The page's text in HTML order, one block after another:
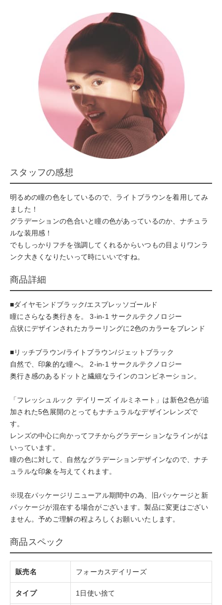
スタッフの感想
明るめの瞳の色をしているので、ライトブラウンを着用してみ
ました！
グラデーションの色合いと瞳の色があっているのか、ナチュラ
ルな装用感！
でもしっかりフチを強調してくれるからいつもの目よりワンラ
ンク大きくなりたいって時にいいですね。
商品詳細
■ダイヤモンドブラック/エスプレッソゴールド
瞳にさらなる奥行きを。 3-in-1 サークルテクノロジー
点状にデザインされたカラーリングに2色のカラーをブレンド
■リッチブラウン/ライトブラウン/ジェットブラック
自然で、印象的な瞳へ。 2-in-1 サークルテクノロジー
奥行き感のあるドットと繊細なラインのコンビネーション。
「フレッシュルック デイリーズ イルミネート」は新色2色が追
加された5色展開のとってもナチュラルなデザインレンズで
す。
レンズの中心に向かってフチからグラデーションなラインがは
いっています。
瞳の色に対して、自然なグラデーションデザインなので、ナチ
ュラルな印象を与えてくれます。
※現在パッケージリニューアル期間中の為、旧パッケージと新
パッケージが混在する場合がございます。製品に変更はござい
ません。予めご理解の程よろしくお願いいたします。
商品スペック
販売名 フォーカスデイリーズ
タイプ 1日使い捨て